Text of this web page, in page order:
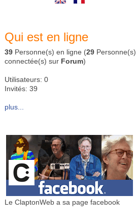
Qui est en ligne
39 Personne(s) en ligne (29 Personne(s)
connectée(s) sur Forum)
Utilisateurs: 0
Invités: 39
plus...
Le ClaptonWeb a sa page facebook